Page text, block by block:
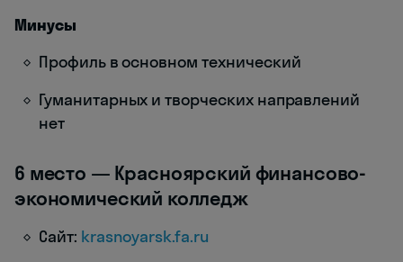
Минусы
Профиль в основном технический
Гуманитарных и творческих направлений
нет
6 место — Красноярский финансово-
экономический колледж
Сайт: krasnoyarsk.fa.ru